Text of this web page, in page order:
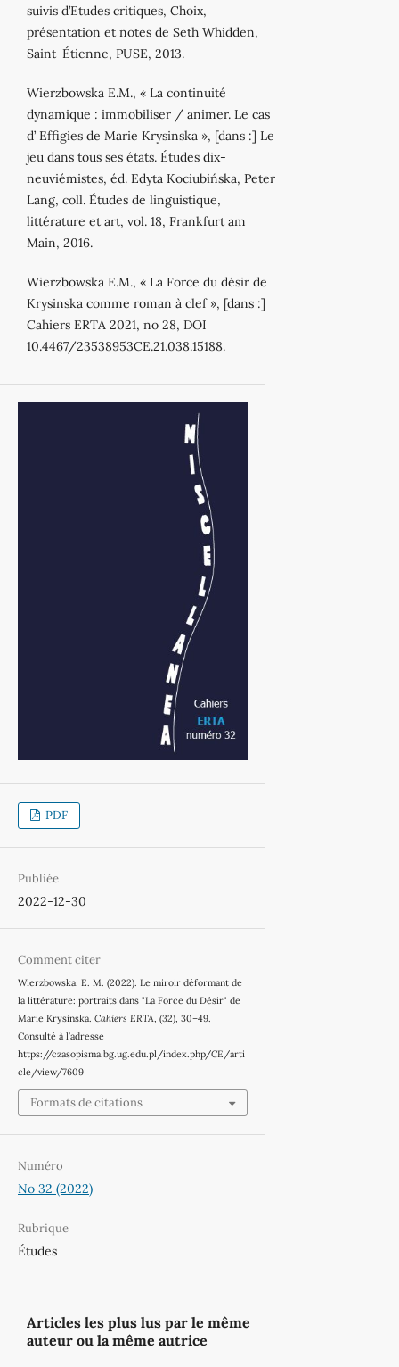
suivis d’Etudes critiques, Choix,
présentation et notes de Seth Whidden,
Saint-Étienne, PUSE, 2013.
Wierzbowska E.M., « La continuité
dynamique : immobiliser / animer. Le cas
d’ Effigies de Marie Krysinska », [dans :] Le
jeu dans tous ses états. Études dix-
neuviémistes, éd. Edyta Kociubińska, Peter
Lang, coll. Études de linguistique,
littérature et art, vol. 18, Frankfurt am
Main, 2016.
Wierzbowska E.M., « La Force du désir de
Krysinska comme roman à clef », [dans :]
Cahiers ERTA 2021, no 28, DOI
10.4467/23538953CE.21.038.15188.
PDF
Publiée
2022-12-30
Comment citer
Wierzbowska, E. M. (2022). Le miroir déformant de
la littérature: portraits dans "La Force du Désir" de
Marie Krysinska. Cahiers ERTA , (32), 30–49.
Consulté à l’adresse
https://czasopisma.bg.ug.edu.pl/index.php/CE/arti
cle/view/7609
Formats de citations
Numéro
No 32 (2022)
Rubrique
Études
Articles les plus lus par le même
auteur ou la même autrice